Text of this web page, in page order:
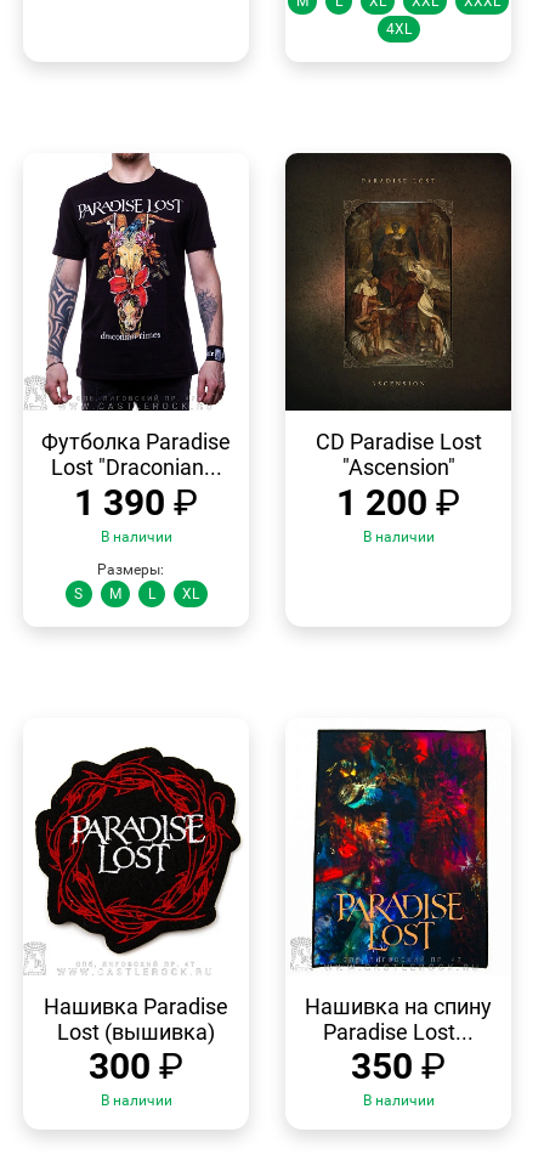
4XL
ПРОСМОТР
Футболка Paradise
Lost "Draconian...
1 390 ₽
В наличии
Размеры:
S
M L XL
ПРОСМОТР
CD Paradise Lost
"Ascension"
1 200 ₽
В наличии
ПРОСМОТР
Нашивка Paradise
Lost (вышивка)
300 ₽
В наличии
ПРОСМОТР
Нашивка на спину
Paradise Lost...
350 ₽
В наличии